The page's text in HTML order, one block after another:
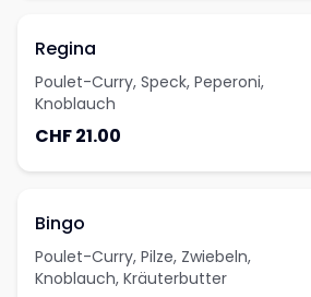
Regina
Poulet-Curry, Speck, Peperoni,
Knoblauch
CHF 21.00
Bingo
Poulet-Curry, Pilze, Zwiebeln,
Knoblauch, Kräuterbutter